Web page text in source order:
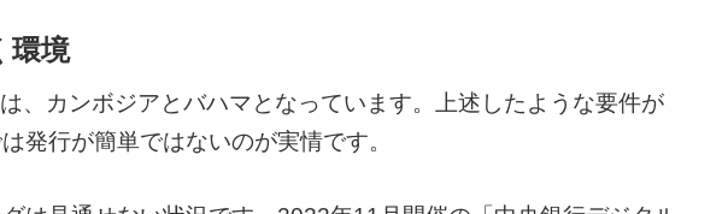
環境
、カンボジアとバハマとなっています。上述したような要件が
発行が簡単ではないのが実情です。